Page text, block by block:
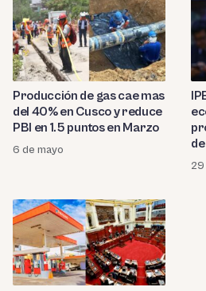
Producción de gas cae mas
del 40% en Cusco y reduce
PBI en 1.5 puntos en Marzo
6 de mayo